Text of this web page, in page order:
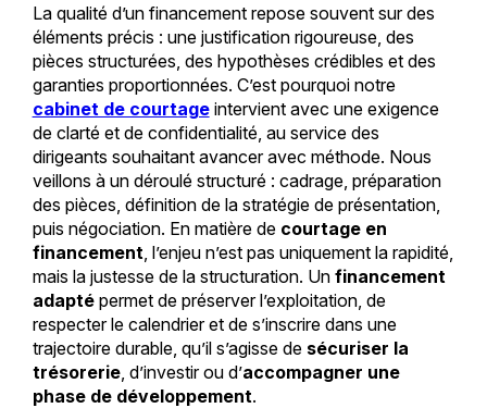
La qualité d’un financement repose souvent sur des
éléments précis : une justification rigoureuse, des
pièces structurées, des hypothèses crédibles et des
garanties proportionnées. C’est pourquoi notre
cabinet de courtageintervient avec une exigence
de clarté et de confidentialité, au service des
dirigeants souhaitant avancer avec méthode. Nous
veillons à un déroulé structuré : cadrage, préparation
des pièces, définition de la stratégie de présentation,
puis négociation. En matière de courtage en
financement , l’enjeu n’est pas uniquement la rapidité,
mais la justesse de la structuration. Un financement
adaptépermet de préserver l’exploitation, de
respecter le calendrier et de s’inscrire dans une
trajectoire durable, qu’il s’agisse de sécuriser la
trésorerie, d’investir ou d’accompagner une
phase de développement.